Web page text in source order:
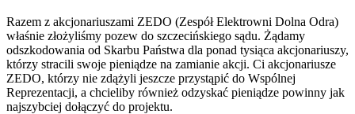
Razem z akcjonariuszami ZEDO (Zespół Elektrowni Dolna Odra)
właśnie złożyliśmy pozew do szczecińskiego sądu. Żądamy
odszkodowania od Skarbu Państwa dla ponad tysiąca akcjonariuszy,
którzy stracili swoje pieniądze na zamianie akcji. Ci akcjonariusze
ZEDO, którzy nie zdążyli jeszcze przystąpić do Wspólnej
Reprezentacji, a chcieliby również odzyskać pieniądze powinny jak
najszybciej dołączyć do projektu.